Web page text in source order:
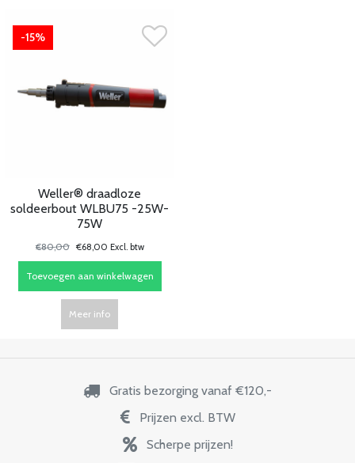
-15%
Weller® draadloze
soldeerbout WLBU75 -25W-
75W
€80,00 €68,00 Excl. btw
Toevoegen aan winkelwagen
Meer info
Gratis bezorging vanaf €120,-
Prijzen excl. BTW
Scherpe prijzen!